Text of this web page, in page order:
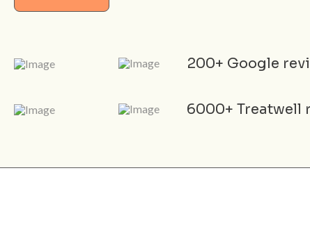
200+ Google
6000+ Treatwell